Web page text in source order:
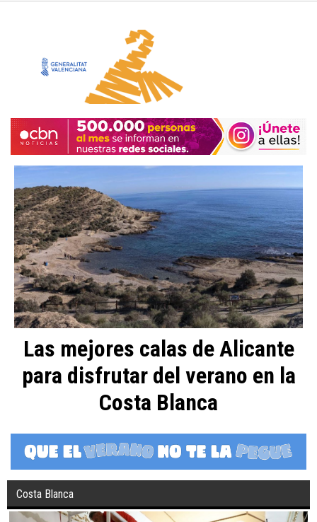
Las mejores calas de Alicante
para disfrutar del verano en la
Costa Blanca
Costa Blanca